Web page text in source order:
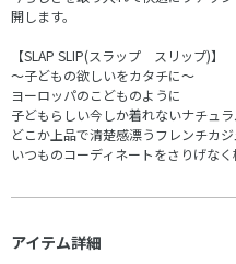
開します。
【SLAP SLIP(スラップ スリップ)】
～子どもの欲しいをカタチに～
ヨーロッパのこどものように
子どもらしい今しか着れないナチュ
どこか上品で清楚感漂うフレンチカ
いつものコーディネートをさりげな
アイテム詳細